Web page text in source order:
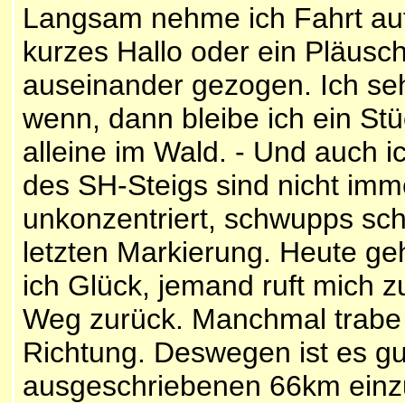
Langsam nehme ich Fahrt
kurzes Hallo oder ein
auseinander gezogen. Ich
wenn, dann bleibe ich ein
alleine im Wald. - Und auch
des SH-Steigs sind nicht
unkonzentriert, schwupps
letzten Markierung. Heute
ich Glück, jemand ruft mich
Weg zurück. Manchmal
Richtung. Deswegen ist es
ausgeschriebenen 66km